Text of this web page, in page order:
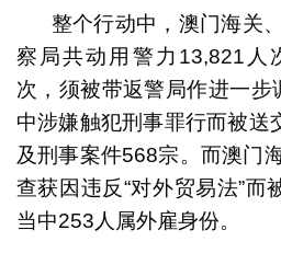
整个行动中，澳门海关
察局共动用警力13,821人
次，须被带返警局作进一步
中涉嫌触犯刑事罪行而被送
及刑事案件568宗。而澳门
查获因违反“对外贸易法”而
当中253人属外雇身份。